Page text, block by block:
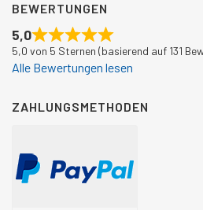
BEWERTUNGEN
5,0
5,0 von 5 Sternen (basierend auf 131
Alle Bewertungen lesen
ZAHLUNGSMETHODEN